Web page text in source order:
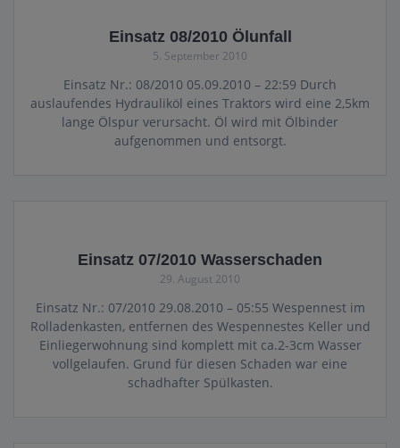
Einsatz 08/2010 Ölunfall
5. September 2010
Einsatz Nr.: 08/2010 05.09.2010 – 22:59 Durch
auslaufendes Hydrauliköl eines Traktors wird eine 2,5km
lange Ölspur verursacht. Öl wird mit Ölbinder
aufgenommen und entsorgt.
Einsatz 07/2010 Wasserschaden
29. August 2010
Einsatz Nr.: 07/2010 29.08.2010 – 05:55 Wespennest im
Rolladenkasten, entfernen des Wespennestes Keller und
Einliegerwohnung sind komplett mit ca.2-3cm Wasser
vollgelaufen. Grund für diesen Schaden war eine
schadhafter Spülkasten.